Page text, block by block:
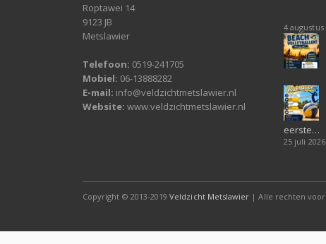
Roptawei 14
9123 JB
Metslawier
Telefoon: 0519-241705
Mobiel: 06-13888282
E-mail: info@veldzichtmetslawier.nl
Website: www.veldzichtmetslawier.nl
4 augustus
eerste…
25 juli 2026
Copyright © 2013-2019Veldzicht Metslawier | Alle rechten